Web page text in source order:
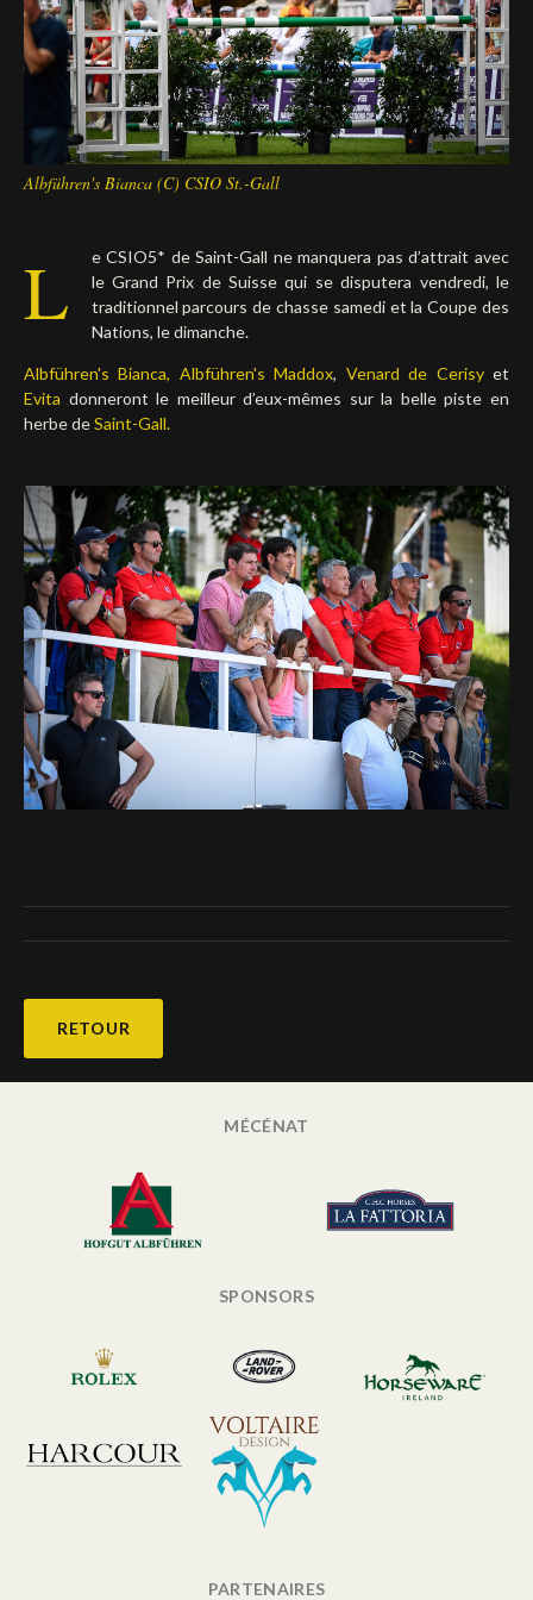
Deutsch
Albführen's Bianca (C) CSIO St.-Gall
L
e CSIO5* de Saint-Gall ne manquera pas d’attrait avec
le Grand Prix de Suisse qui se disputera vendredi, le
traditionnel parcours de chasse samedi et la Coupe des
Nations, le dimanche.
Albführen's Bianca, Albführen's Maddox, Venard de Cerisyet
Evita donneront le meilleur d’eux-mêmes sur la belle piste en
herbe deSaint-Gall.
RETOUR
MÉCÉNAT
SPONSORS
PARTENAIRES